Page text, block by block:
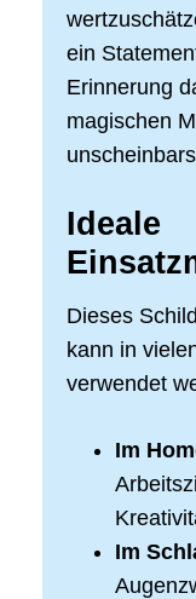
ein
Erinnerung
magischen
Ideale
Dieses
kann in
verwendet
Im
Im